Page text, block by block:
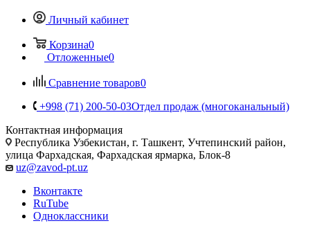
Личный кабинет
Корзина0
Отложенные0
Сравнение товаров0
+998 (71) 200-50-03Отдел продаж (многоканальный)
Контактная информация
Республика Узбекистан, г. Ташкент, Учтепинский район,
улица Фархадская, Фархадская ярмарка, Блок-8
uz@zavod-pt.uz
Вконтакте
RuTube
Одноклассники